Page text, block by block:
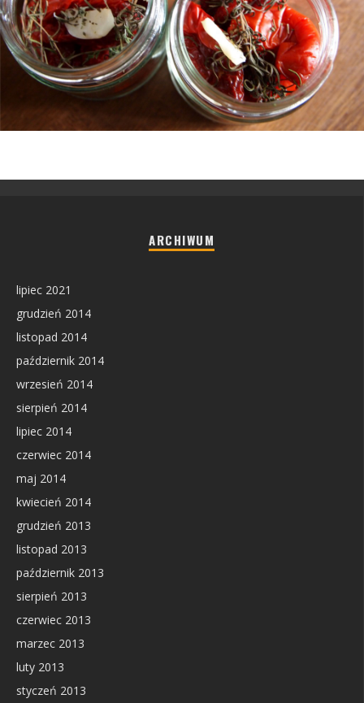
ARCHIWUM
lipiec 2021
grudzień 2014
listopad 2014
październik 2014
wrzesień 2014
sierpień 2014
lipiec 2014
czerwiec 2014
maj 2014
kwiecień 2014
grudzień 2013
listopad 2013
październik 2013
sierpień 2013
czerwiec 2013
marzec 2013
luty 2013
styczeń 2013